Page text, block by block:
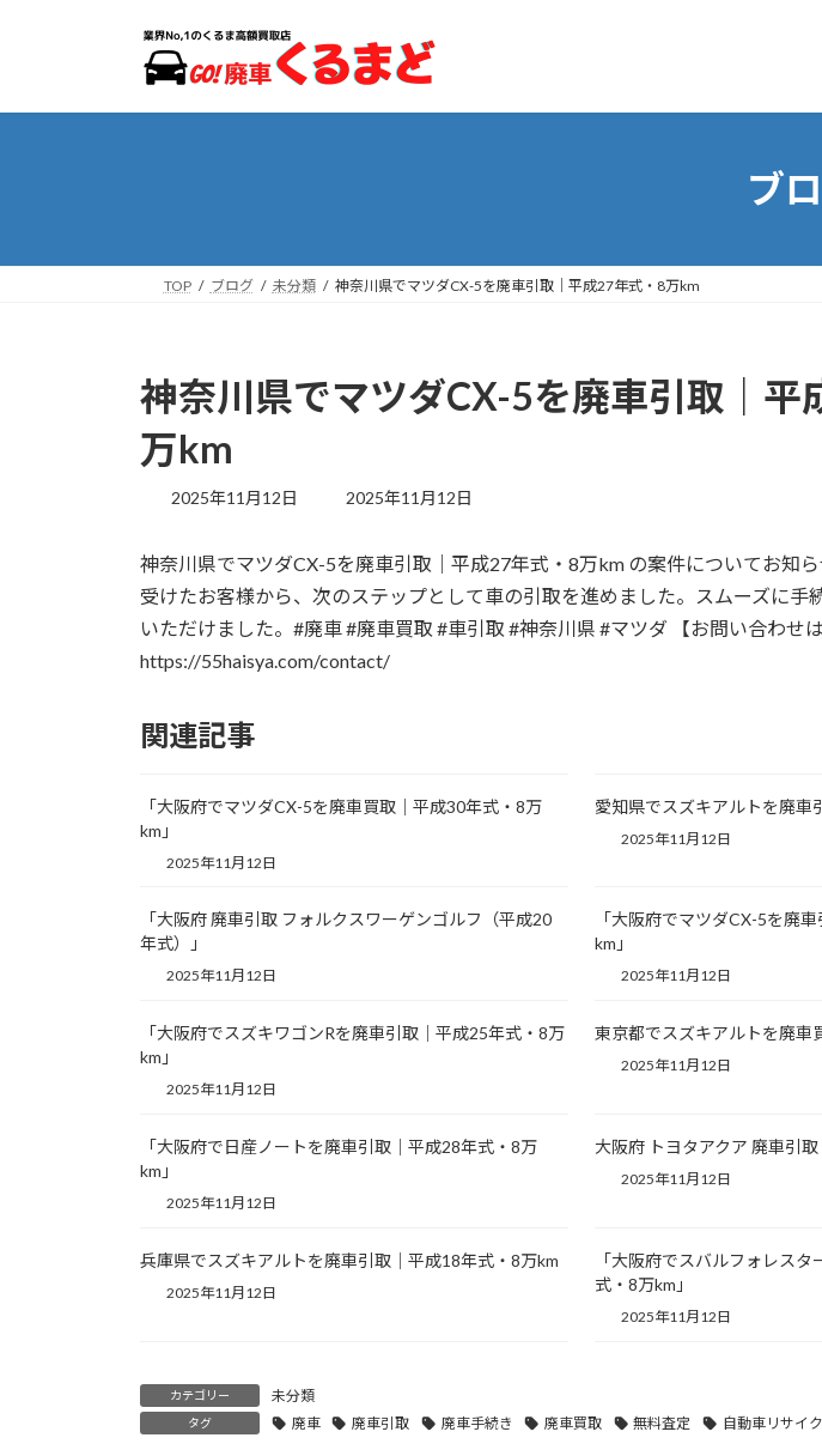
プ
動
ブ
TOP ブログ 未分類 神奈川県でマツダCX-5を廃車引取｜平成27年式・8万km
神奈川県でマツダCX-5を廃車引取｜平
万km
2025年11月12日
最
新
日
:
2025年11月12日
神奈川県でマツダCX-5を廃車引取｜平成27年式・8万km の案件についてお知
受けたお客様から、次のステップとして車の引取を進めました。スムーズに手
いただけました。#廃車 #廃車買取 #車引取 #神奈川県 #マツダ 【お問い合わせは
https://55haisya.com/contact/
関連記事
「大阪府でマツダCX-5を廃車買取｜平成30年式・8万
km」
2025年11月12日
愛知県でスズキアルトを廃車
2025年11月12日
「大阪府 廃車引取 フォルクスワーゲンゴルフ（平成20
年式）」
2025年11月12日
「大阪府でマツダCX-5を廃
km」
2025年11月12日
「大阪府でスズキワゴンRを廃車引取｜平成25年式・8万
km」
2025年11月12日
東京都でスズキアルトを廃車
2025年11月12日
「大阪府で日産ノートを廃車引取｜平成28年式・8万
km」
2025年11月12日
大阪府 トヨタアクア 廃車引
2025年11月12日
兵庫県でスズキアルトを廃車引取｜平成18年式・8万km
2025年11月12日
「大阪府でスバルフォレス
式・8万km」
2025年11月12日
カテゴリー 未分類
タグ 廃車 廃車引取 廃車手続き 廃車買取 無料査定 自動車リサイ